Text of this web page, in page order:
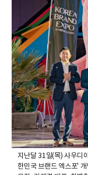
지난달 31일(목) 사우디
한민국 브랜드 엑스포'